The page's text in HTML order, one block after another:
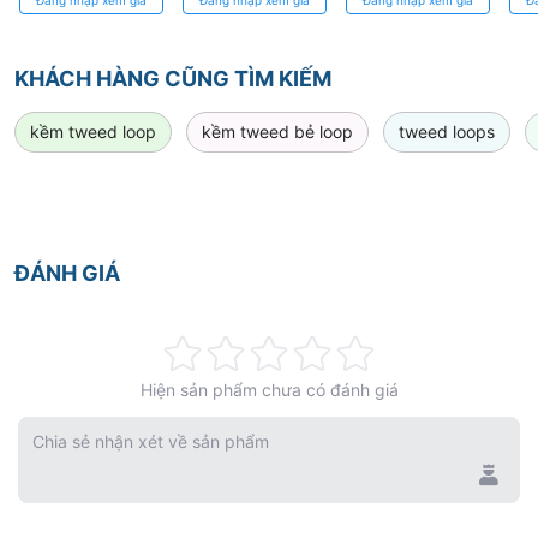
Đức, Độ Chính
KHÁCH HÀNG CŨNG TÌM KIẾM
kềm tweed loop kềm tweed bẻ loop tweed loops
ĐÁNH GIÁ
0%
Hiện sản phẩm chưa có đánh giá
Chia sẻ nhận xét về sản phẩm